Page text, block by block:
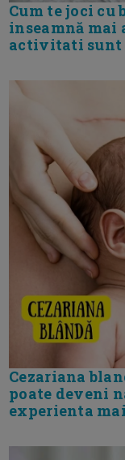
Cum te joci cu
inseamnă mai
activitati sunt
Cezariana
poate deveni
experienta